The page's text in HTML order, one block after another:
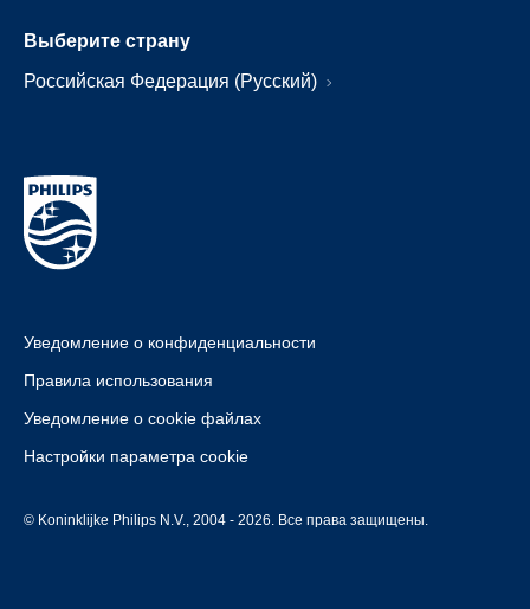
Выберите страну
Российская Федерация (Русский)
Уведомление о конфиденциальности
Правила использования
Уведомление о cookie файлах
Настройки параметра cookie
© Koninklijke Philips N.V., 2004 - 2026. Все права защищены.